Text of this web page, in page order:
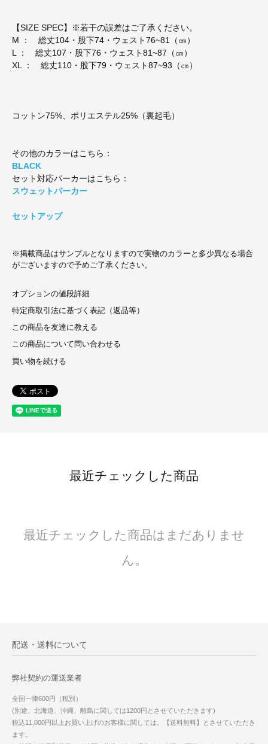
【SIZE SPEC】※若干の誤差はご了承ください。
M ： 総丈104・股下74・ウェスト76~81（㎝）
L ： 総丈107・股下76・ウェスト81~87（㎝）
XL ： 総丈110・股下79・ウェスト87~93（㎝）
コットン75%、ポリエステル25%（裏起毛）
その他のカラーはこちら：
BLACK
セット対応パーカーはこちら：
スウェットパーカー
セットアップ
※掲載商品はサンプルとなりますので実物のカラーと多少異なる場合
がございますので予めご了承ください。
オプションの値段詳細
特定商取引法に基づく表記（返品等）
この商品を友達に教える
この商品について問い合わせる
買い物を続ける
最近チェックした商品
最近チェックした商品はまだありませ
ん。
配送・送料について
弊社契約の運送業者
全国一律600円（税別）
(別途、北海道、沖縄、離島に関しては1200円とさせていただきます)
税込11,000円以上お買い上げのお客様に関しては、【送料無料】とさせていただき
ます。